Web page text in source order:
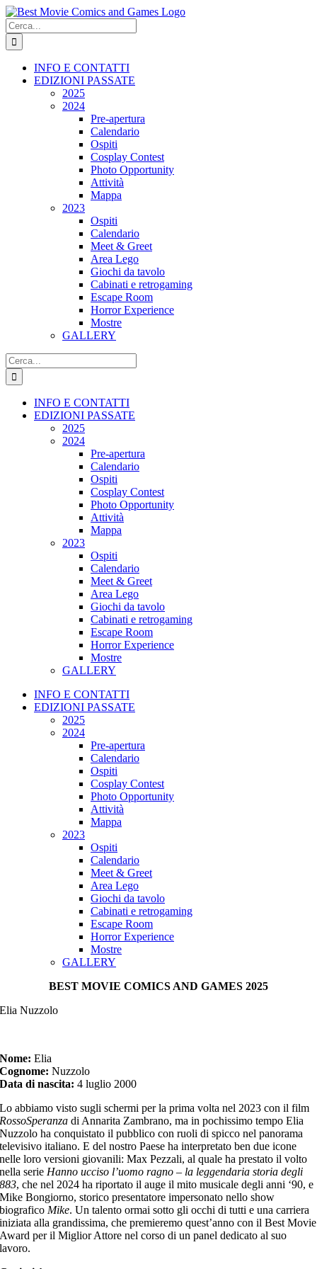
Salta
al
contenuto
Cerca
per:
INFO E CONTATTI
EDIZIONI PASSATE
2025
2024
Pre-apertura
Calendario
Ospiti
Cosplay Contest
Photo Opportunity
Attività
Mappa
2023
Ospiti
Calendario
Meet & Greet
Area Lego
Giochi da tavolo
Cabinati e retrogaming
Escape Room
Horror Experience
Mostre
GALLERY
Cerca
per:
INFO E CONTATTI
EDIZIONI PASSATE
2025
2024
Pre-apertura
Calendario
Ospiti
Cosplay Contest
Photo Opportunity
Attività
Mappa
2023
Ospiti
Calendario
Meet & Greet
Area Lego
Giochi da tavolo
Cabinati e retrogaming
Escape Room
Horror Experience
Mostre
GALLERY
INFO E CONTATTI
EDIZIONI PASSATE
2025
2024
Pre-apertura
Calendario
Ospiti
Cosplay Contest
Photo Opportunity
Attività
Mappa
2023
Ospiti
Calendario
Meet & Greet
Area Lego
Giochi da tavolo
Cabinati e retrogaming
Escape Room
Horror Experience
Mostre
GALLERY
BEST MOVIE COMICS AND GAMES 2025
Elia Nuzzolo
Nome: Elia
Cognome: Nuzzolo
Data di nascita: 4 luglio 2000
Lo abbiamo visto sugli schermi per la prima volta nel 2023 con il film
RossoSperanzadi Annarita Zambrano, ma in pochissimo tempo Elia
Nuzzolo ha conquistato il pubblico con ruoli di spicco nel panorama
televisivo italiano. E del nostro Paese ha interpretato ben due icone
nelle loro versioni giovanili: Max Pezzali, al quale ha prestato il volto
nella serie Hanno ucciso l’uomo ragno – la leggendaria storia degli
883, che nel 2024 ha riportato il auge il mito musicale degli anni ‘90, e
Mike Bongiorno, storico presentatore impersonato nello show
biografico Mike. Un talento ormai sotto gli occhi di tutti e una carriera
iniziata alla grandissima, che premieremo quest’anno con il Best Movie
Award per il Miglior Attore nel corso di un panel dedicato al suo
lavoro.